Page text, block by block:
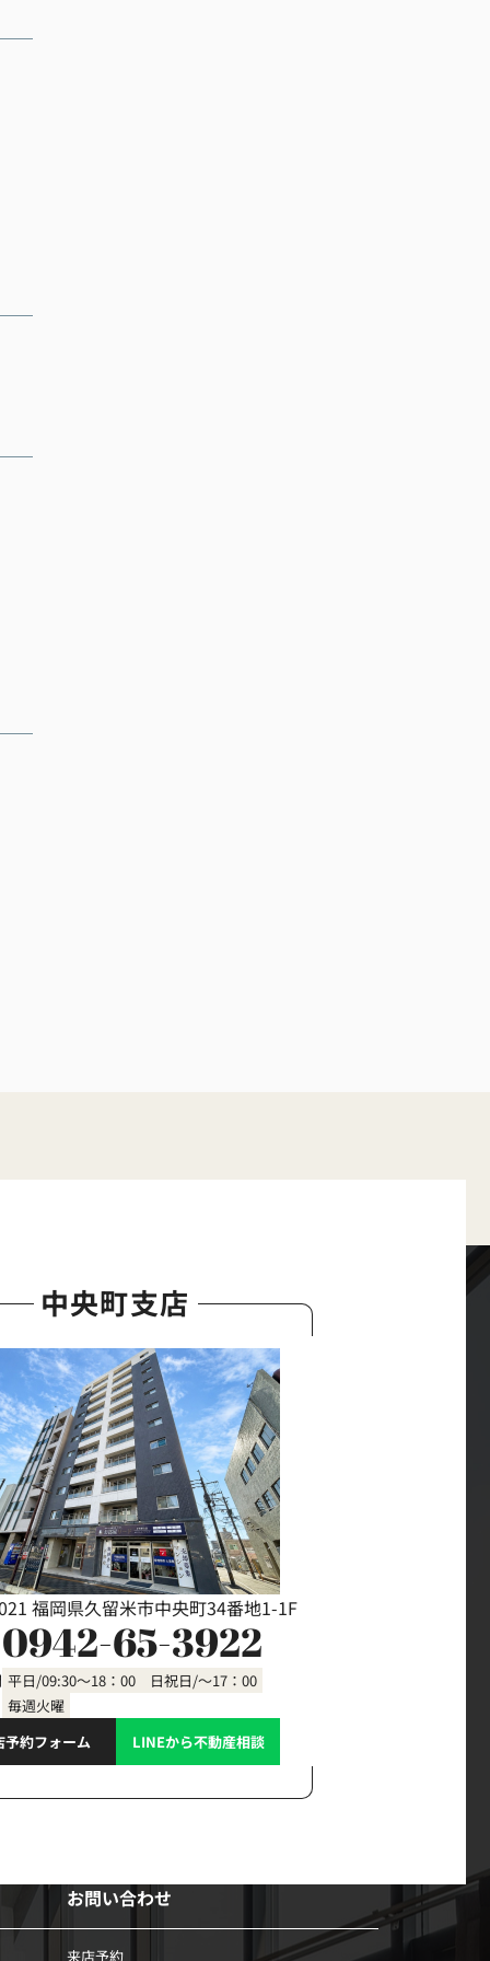
中央町支店
福岡県久留米市中央町34番地1-1F
0942-65-3922
平日/09:30～18：00 日祝日/～17：00
毎週火曜
予約フォーム
LINEから不動産相談
お問い合わせ
来店予約